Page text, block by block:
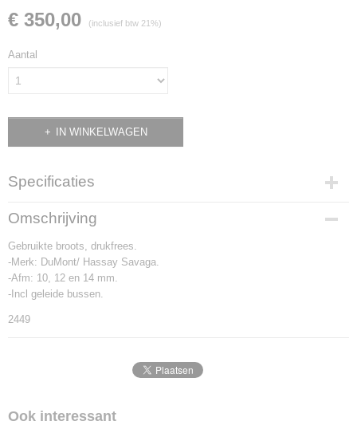
€ 350,00 (inclusief btw 21%)
Aantal
IN WINKELWAGEN
Specificaties
Productcode
2449
Omschrijving
Gebruikte broots, drukfrees.
-Merk: DuMont/ Hassay Savaga.
-Afm: 10, 12 en 14 mm.
-Incl geleide bussen.
2449
Ook interessant